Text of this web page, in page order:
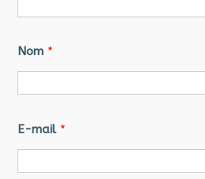
Nom *
E-mail *